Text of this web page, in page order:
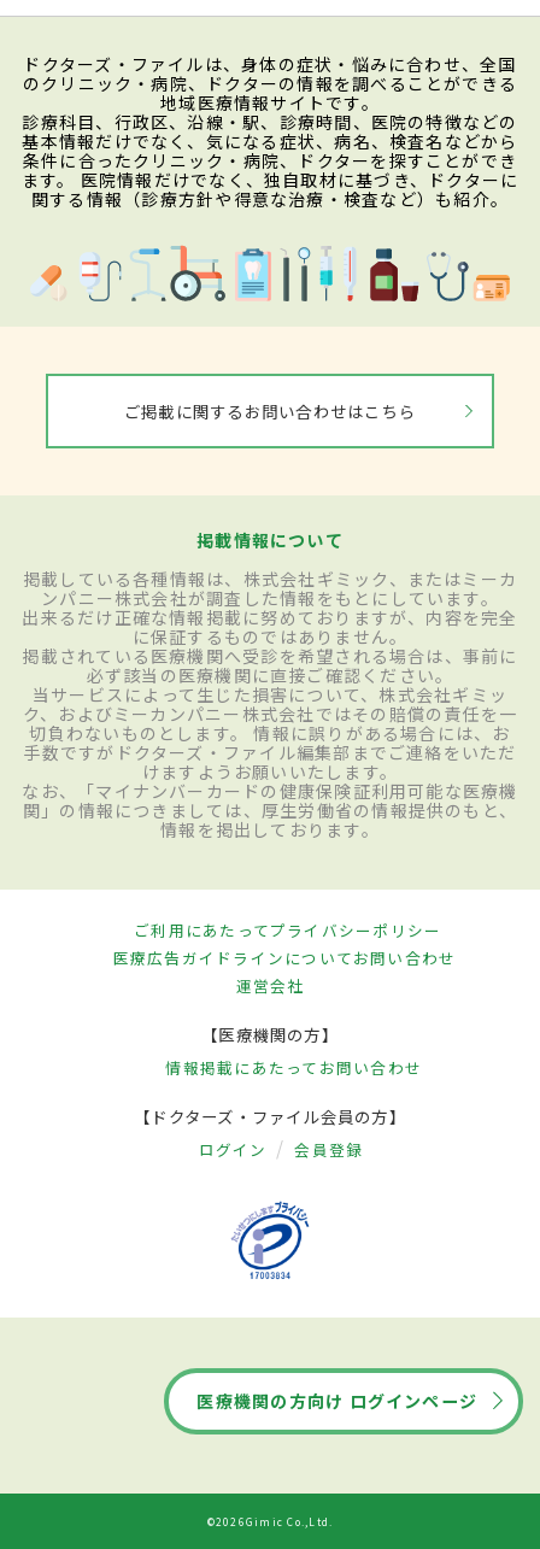
ドクターズ・ファイルは、身体の症状・悩みに合わせ、全国
のクリニック・病院、ドクターの情報を調べることができる
地域医療情報サイトです。
診療科目、行政区、沿線・駅、診療時間、医院の特徴などの
基本情報だけでなく、気になる症状、病名、検査名などから
条件に合ったクリニック・病院、ドクターを探すことができ
ます。 医院情報だけでなく、独自取材に基づき、ドクターに
関する情報（診療方針や得意な治療・検査など）も紹介。
ご掲載に関するお問い合わせはこちら
掲載情報について
掲載している各種情報は、株式会社ギミック、またはミーカ
ンパニー株式会社が調査した情報をもとにしています。
出来るだけ正確な情報掲載に努めておりますが、内容を完全
に保証するものではありません。
掲載されている医療機関へ受診を希望される場合は、事前に
必ず該当の医療機関に直接ご確認ください。
当サービスによって生じた損害について、株式会社ギミッ
ク、およびミーカンパニー株式会社ではその賠償の責任を一
切負わないものとします。 情報に誤りがある場合には、お
手数ですがドクターズ・ファイル編集部までご連絡をいただ
けますようお願いいたします。
なお、「マイナンバーカードの健康保険証利用可能な医療機
関」の情報につきましては、厚生労働省の情報提供のもと、
情報を掲出しております。
ご利用にあたってプライバシーポリシー
医療広告ガイドラインについてお問い合わせ
運営会社
【医療機関の方】
情報掲載にあたって お問い合わせ
【ドクターズ・ファイル会員の方】
ログイン 会員登録
医療機関の方向け ログインページ
©2026Gimic Co.,Ltd.